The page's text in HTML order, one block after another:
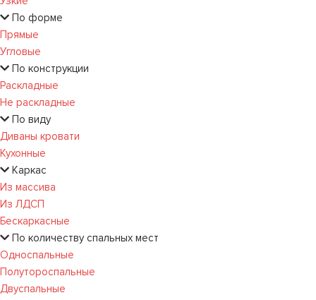
По форме
Прямые
Угловые
По конструкции
Раскладные
Не раскладные
По виду
Диваны кровати
Кухонные
Каркас
Из массива
Из ЛДСП
Бескаркасные
По количеству спальных мест
Односпальные
Полутороспальные
Двуспальные